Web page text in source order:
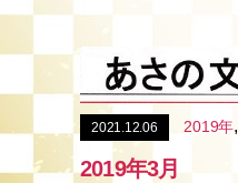
2021.12.06 2019年,
2019年3月